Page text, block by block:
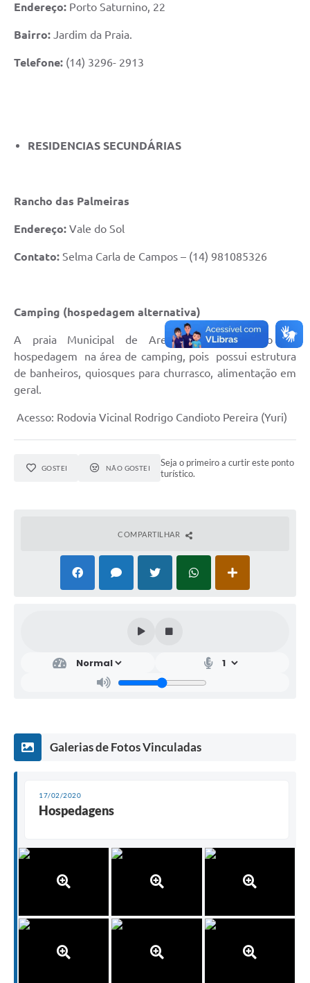
Endereço: Porto Saturnino, 22
Bairro: Jardim da Praia.
Telefone: (14) 3296- 2913
RESIDENCIAS SECUNDÁRIAS
Rancho das Palmeiras
Endereço: Vale do Sol
Contato: Selma Carla de Campos – (14) 981085326
Camping (hospedagem alternativa)
A praia Municipal de Arealva tem a opção de
hospedagem na área de camping, pois possui estrutura
de banheiros, quiosques para churrasco, alimentação em
geral.
Acesso: Rodovia Vicinal Rodrigo Candioto Pereira (Yuri)
GOSTEI NÃO GOSTEI
Seja o primeiro a curtir este ponto
turístico.
COMPARTILHAR
Galerias de Fotos Vinculadas
17/02/2020
Hospedagens